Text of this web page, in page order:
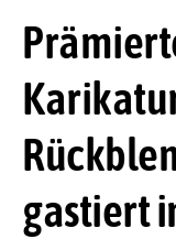
gastiert